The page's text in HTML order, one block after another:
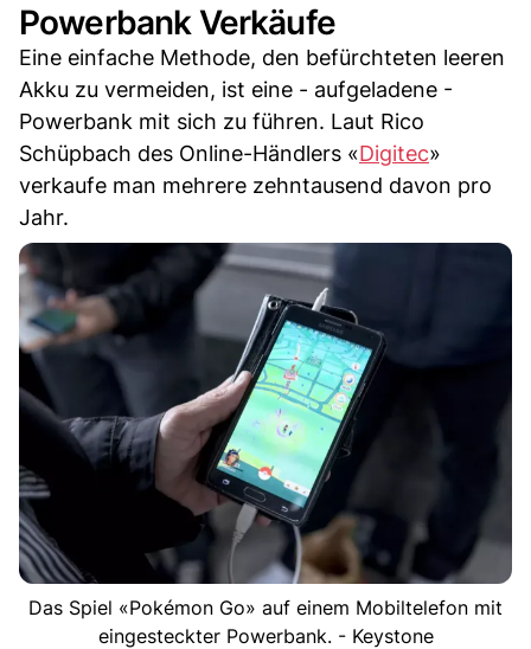
Powerbank Verkäufe
Eine einfache Methode, den befürchteten leeren
Akku zu vermeiden, ist eine - aufgeladene -
Powerbank mit sich zu führen. Laut Rico
Schüpbach des Online-Händlers «Digitec»
verkaufe man mehrere zehntausend davon pro
Jahr.
Das Spiel «Pokémon Go» auf einem Mobiltelefon mit
eingesteckter Powerbank. - Keystone